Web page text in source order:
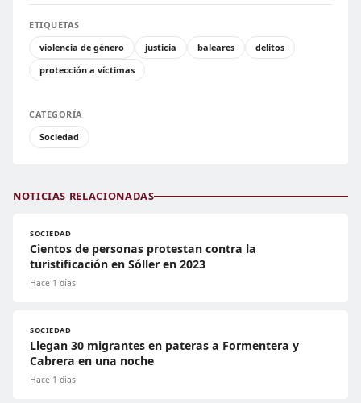
ETIQUETAS
violencia de género
justicia baleares
delitos
protección a víctimas
CATEGORÍA
Sociedad
NOTICIAS RELACIONADAS
SOCIEDAD
Cientos de personas protestan contra la
turistificación en Sóller en 2023
Hace 1 días
SOCIEDAD
Llegan 30 migrantes en pateras a Formentera y
Cabrera en una noche
Hace 1 días